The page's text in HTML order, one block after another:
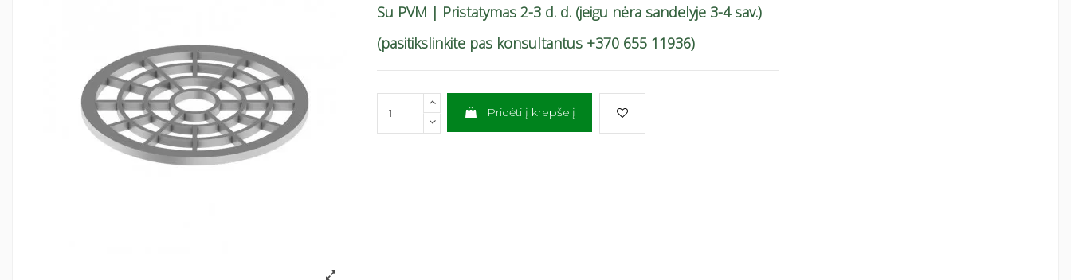
Su PVM | Pristatymas 2-3 d. d. (jeigu nėra sandelyje 3-4 sav.)
(pasitikslinkite pas konsultantus +370 655 11936)
Pridėti į krepšelį